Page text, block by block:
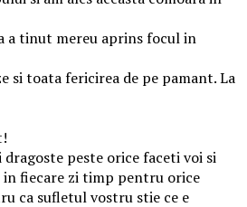
a tinut mereu aprins focul in
si toata fericirea de pe pamant. La
peste orice faceti voi si
fiecare zi timp pentru orice
ca sufletul vostru stie ce e